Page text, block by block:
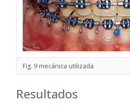
Fig. 9 mecánica utilizada
Resultados